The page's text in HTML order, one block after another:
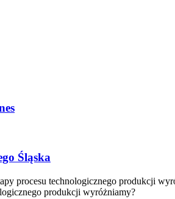
Śląska
procesu technologicznego produkcji